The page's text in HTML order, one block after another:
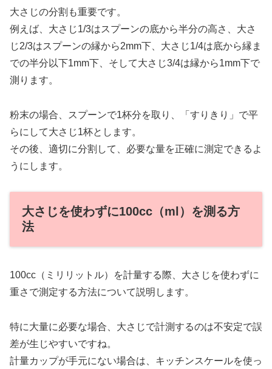
大さじの分割も重要です。
例えば、大さじ1/3はスプーンの底から半分の高さ、大さ
じ2/3はスプーンの縁から2mm下、大さじ1/4は底から縁ま
での半分以下1mm下、そして大さじ3/4は縁から1mm下で
測ります。
粉末の場合、スプーンで1杯分を取り、「すりきり」で平
らにして大さじ1杯とします。
その後、適切に分割して、必要な量を正確に測定できるよ
うにします。
大さじを使わずに100cc（ml）を測る方
法
100cc（ミリリットル）を計量する際、大さじを使わずに
重さで測定する方法について説明します。
特に大量に必要な場合、大さじで計測するのは不安定で誤
差が生じやすいですね。
計量カップが手元にない場合は、キッチンスケールを使っ